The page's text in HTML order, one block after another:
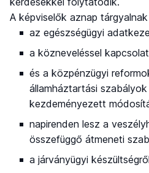
A képviselők aznap tárgyalnak
az egészségügyi
a közneveléssel
és a közpénzügyi
államháztartási
kezdeményezett
napirenden lesz a
összefüggő átmeneti
a járványügyi